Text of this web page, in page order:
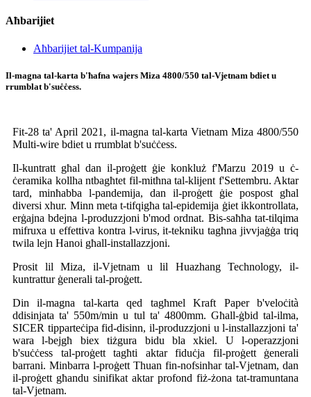
Aħbarijiet
Aħbarijiet tal-Kumpanija
Il-magna tal-karta b'ħafna wajers Miza 4800/550 tal-Vjetnam bdiet u
rrumblat b'suċċess.
Fit-28 ta' April 2021, il-magna tal-karta Vietnam Miza 4800/550
Multi-wire bdiet u rrumblat b'suċċess.
Il-kuntratt għal dan il-proġett ġie konkluż f'Marzu 2019 u ċ-
ċeramika kollha ntbagħtet fil-mitħna tal-klijent f'Settembru. Aktar
tard, minħabba l-pandemija, dan il-proġett ġie pospost għal
diversi xhur. Minn meta t-tifqigħa tal-epidemija ġiet ikkontrollata,
erġajna bdejna l-produzzjoni b'mod ordnat. Bis-saħħa tat-tilqima
mifruxa u effettiva kontra l-virus, it-tekniku tagħna jivvjaġġa triq
twila lejn Hanoi għall-installazzjoni.
Prosit lil Miza, il-Vjetnam u lil Huazhang Technology, il-
kuntrattur ġenerali tal-proġett.
Din il-magna tal-karta qed tagħmel Kraft Paper b'veloċità
ddisinjata ta' 550m/min u tul ta' 4800mm. Għall-ġbid tal-ilma,
SICER tipparteċipa fid-disinn, il-produzzjoni u l-installazzjoni ta'
wara l-bejgħ biex tiżgura bidu bla xkiel. U l-operazzjoni
b'suċċess tal-proġett tagħti aktar fiduċja fil-proġett ġenerali
barrani. Minbarra l-proġett Thuan fin-nofsinhar tal-Vjetnam, dan
il-proġett għandu sinifikat aktar profond fiż-żona tat-tramuntana
tal-Vjetnam.